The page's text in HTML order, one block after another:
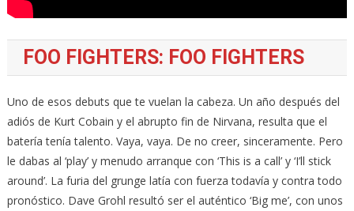
FOO FIGHTERS: FOO FIGHTERS
Uno de esos debuts que te vuelan la cabeza. Un año después del
adiós de Kurt Cobain y el abrupto fin de Nirvana, resulta que el
batería tenía talento. Vaya, vaya. De no creer, sinceramente. Pero
le dabas al ‘play’ y menudo arranque con ‘This is a call’ y ‘I’ll stick
around’. La furia del grunge latía con fuerza todavía y contra todo
pronóstico. Dave Grohl resultó ser el auténtico ‘Big me’, con unos